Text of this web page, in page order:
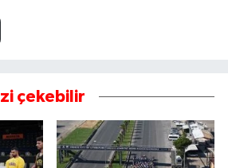
çekebilir